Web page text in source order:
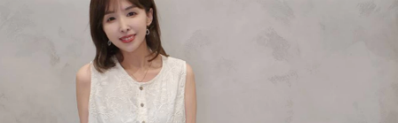
2026 S/S-03 盛夏新品
618快閃新品最後現貨
2026 S/S-02 最後現貨